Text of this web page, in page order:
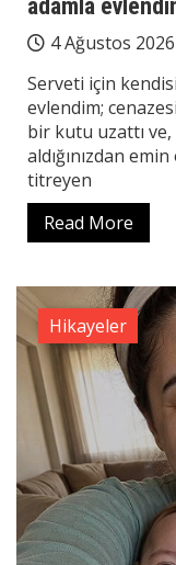
adamla
4 Ağustos 2026
Serveti için
evlendim;
bir kutu uzattı
aldığınızdan
titreyen
Read More
Hikayeler